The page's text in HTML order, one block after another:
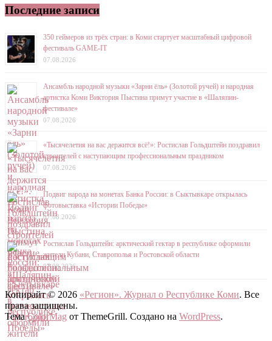
Последние записи
350 геймеров из трёх стран: в Коми стартует масштабный цифровой
фестиваль GAME-IT
07.08.2026
Ансамбль народной музыки «Зарни ёль» (Золотой ручей) и народная
артистка Коми Виктория Пыстина примут участие в «Шаляпин-
фестивале»
07.08.2026
«Тысячелетия на вас держится всё!»: Ростислав Гольдштейн поздравил
строителей с наступающим профессиональным праздником
07.08.2026
Подвиг народа на монетах Банка России: в Сыктывкаре открылась
фотовыставка «Истории Победы»
07.08.2026
Ростислав Гольдштейн: арктический гектар в республике оформили
жители Кубани, Ставрополья и Ростовской области
07.08.2026
Копирайт © 2026 «Регион». Журнал о Республике Коми. Все
права защищены.
ТемаColorMag от ThemeGrill. Создано на WordPress.